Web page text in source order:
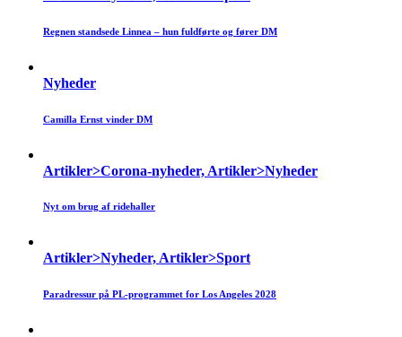
Regnen standsede Linnea – hun fuldførte og fører DM
Nyheder
Camilla Ernst vinder DM
Artikler>Corona-nyheder, Artikler>Nyheder
Nyt om brug af ridehaller
Artikler>Nyheder, Artikler>Sport
Paradressur på PL-programmet for Los Angeles 2028